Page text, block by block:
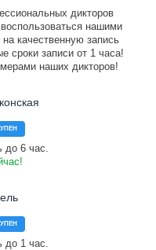
дикторов
нашими
качественную запись
сроки записи от 1 часа!
наших дикторов!
до 6 час.
до 1 час.